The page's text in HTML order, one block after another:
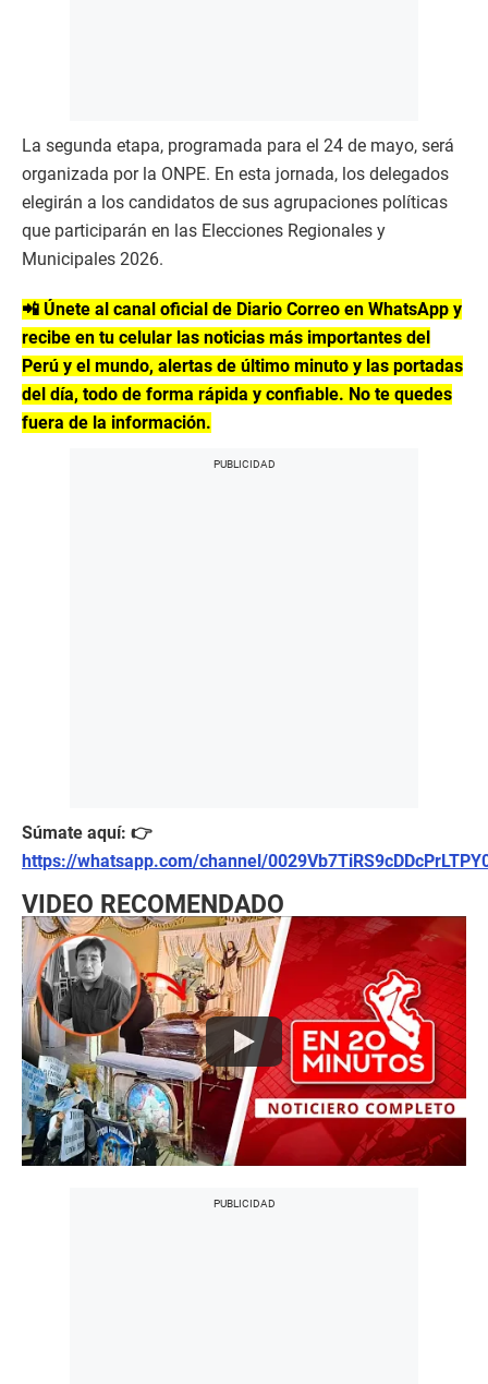
La segunda etapa, programada para el 24 de mayo, será
organizada por la ONPE. En esta jornada, los delegados
elegirán a los candidatos de sus agrupaciones políticas
que participarán en las Elecciones Regionales y
Municipales 2026.
📲 Únete al canal oficial de Diario Correo en WhatsApp y
recibe en tu celular las noticias más importantes del
Perú y el mundo, alertas de último minuto y las portadas
del día, todo de forma rápida y confiable. No te quedes
fuera de la información.
Súmate aquí: 👉
https://whatsapp.com/channel/
VIDEO RECOMENDADO